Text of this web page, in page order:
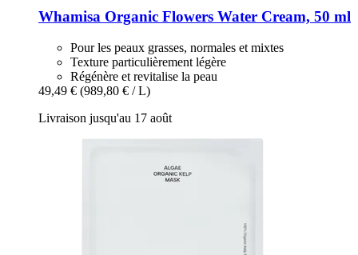
Whamisa Organic Flowers Water Cream, 50 ml
Pour les peaux grasses, normales et mixtes
Texture particulièrement légère
Régénère et revitalise la peau
49,49 € (989,80 € / L)
Livraison jusqu'au 17 août